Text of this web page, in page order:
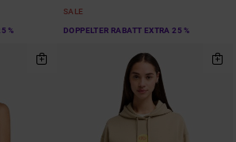
%
SALE
DOPPELTER RABATT EXTRA 25 %